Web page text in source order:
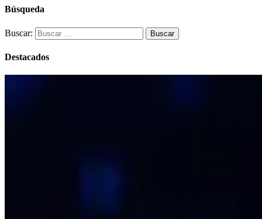
Búsqueda
Buscar:
Destacados